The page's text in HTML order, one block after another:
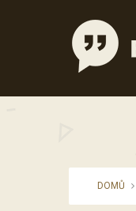
DOMŮ